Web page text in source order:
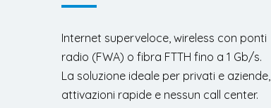
Internet superveloce, wireless con ponti
radio (FWA) o fibra FTTH fino a 1 Gb/s.
La soluzione ideale per privati e aziende,
attivazioni rapide e nessun call center.